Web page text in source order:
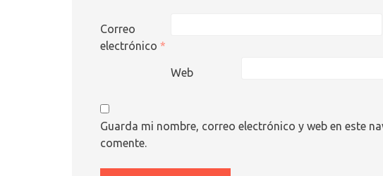
Correo
electrónico *
Web
Guarda mi nombre, correo electrónico y web en este
comente.